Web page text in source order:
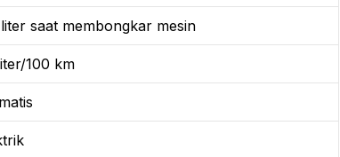
saat membongkar mesin
100 km